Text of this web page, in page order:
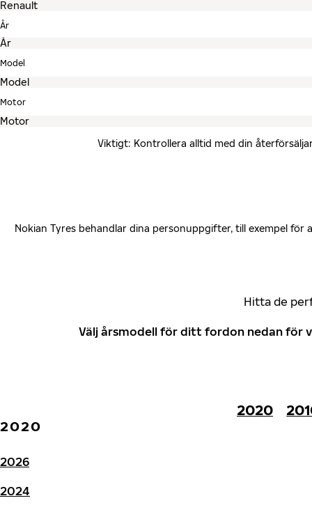
År
Model
Motor
Viktigt: Kontrollera alltid med din
Nokian Tyres behandlar dina personuppgifter, till exempel
Hitta de
Välj årsmodell för ditt fordon nedan för
2020
2020
2026
2024